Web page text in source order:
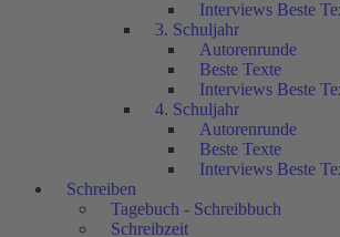
Interviews Beste
3. Schuljahr
Autorenrunde
Beste Texte
Interviews Beste
4. Schuljahr
Autorenrunde
Beste Texte
Interviews Beste
Schreiben
Tagebuch - Schreibbuch
Schreibzeit